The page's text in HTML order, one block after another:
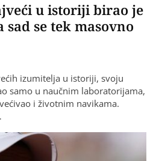
u istoriji birao je
sad se tek masovno
izumitelja u istoriji, svoju
samo u naučnim laboratorijama,
i životnim navikama.